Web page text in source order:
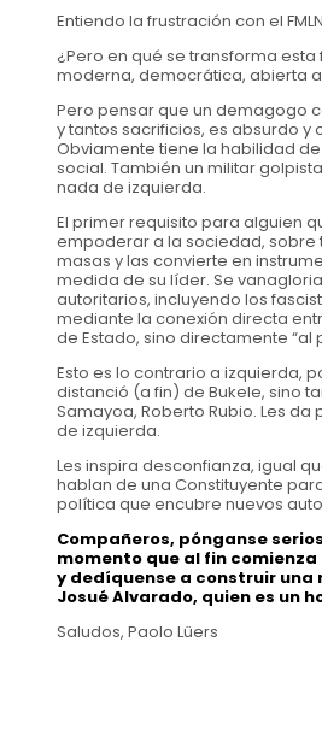
Entiendo la frustración con el
¿Pero en qué se transforma
moderna, democrática, abierta
Pero pensar que un demagogo
y tantos sacrificios, es absurdo y
Obviamente tiene la habilidad
social. También un militar
nada de izquierda.
El primer requisito para alguien
empoderar a la sociedad, sobre
masas y las convierte en
medida de su líder. Se
autoritarios, incluyendo los
mediante la conexión directa
de Estado, sino directamente “al
Esto es lo contrario a izquierda,
distanció (a fin) de Bukele, sino
Samayoa, Roberto Rubio. Les
de izquierda.
Les inspira desconfianza, igual
hablan de una Constituyente
política que encubre nuevos
Compañeros, pónganse
momento que al fin
y dedíquense a construir
Josué Alvarado, quien es un
Saludos, Paolo Lüers